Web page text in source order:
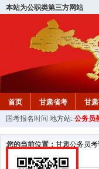
本站为公职类第三方网站
首页 甘肃省考 甘
国考报名时间 地方站: 公务员
您的当前位置： 甘肃公务员考